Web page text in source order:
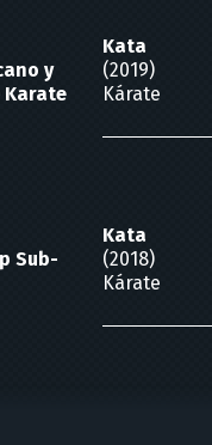
y
Karate
Kata
(2019)
Kárate
Sub-
Kata
(2018)
Kárate